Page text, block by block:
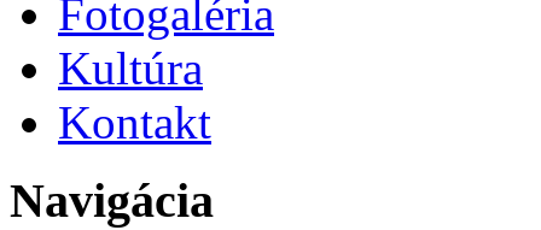
Fotogaléria
Kultúra
Kontakt
Navigácia